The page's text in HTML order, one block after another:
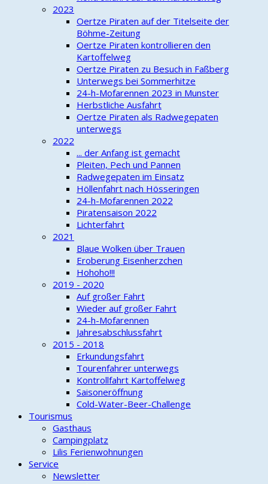
2023
Oertze Piraten auf der Titelseite der
Böhme-Zeitung
Oertze Piraten kontrollieren den
Kartoffelweg
Oertze Piraten zu Besuch in Faßberg
Unterwegs bei Sommerhitze
24-h-Mofarennen 2023 in Munster
Herbstliche Ausfahrt
Oertze Piraten als Radwegepaten
unterwegs
2022
... der Anfang ist gemacht
Pleiten, Pech und Pannen
Radwegepaten im Einsatz
Höllenfahrt nach Hösseringen
24-h-Mofarennen 2022
Piratensaison 2022
Lichterfahrt
2021
Blaue Wolken über Trauen
Eroberung Eisenherzchen
Hohoho!!!
2019 - 2020
Auf großer Fahrt
Wieder auf großer Fahrt
24-h-Mofarennen
Jahresabschlussfahrt
2015 - 2018
Erkundungsfahrt
Tourenfahrer unterwegs
Kontrollfahrt Kartoffelweg
Saisoneröffnung
Cold-Water-Beer-Challenge
Tourismus
Gasthaus
Campingplatz
Lilis Ferienwohnungen
Service
Newsletter